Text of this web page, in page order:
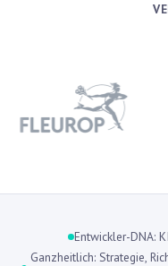
Entwickler-DNA:
Ganzheitlich: Strategie,